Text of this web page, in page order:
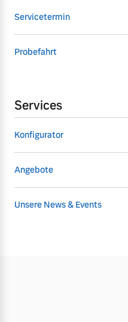
Servicetermin
Probefahrt
Services
Konfigurator
Angebote
Unsere News & Events